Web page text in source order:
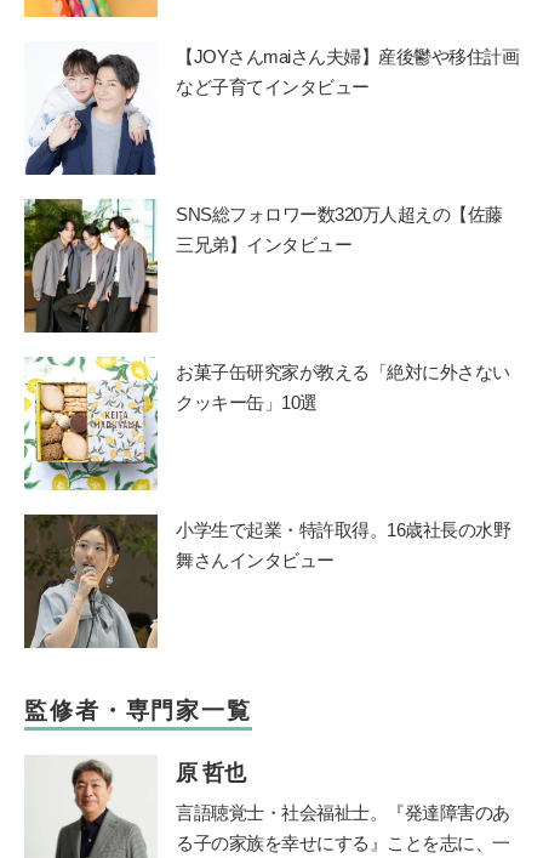
【JOYさんmaiさん夫婦】産後鬱や移住計画
など子育てインタビュー
SNS総フォロワー数320万人超えの【佐藤
三兄弟】インタビュー
お菓子缶研究家が教える「絶対に外さない
クッキー缶」10選
小学生で起業・特許取得。16歳社長の水野
舞さんインタビュー
監修者・専門家一覧
原 哲也
言語聴覚士・社会福祉士。
『発達障害のあ
る子の家族を幸せにする』ことを志に、一